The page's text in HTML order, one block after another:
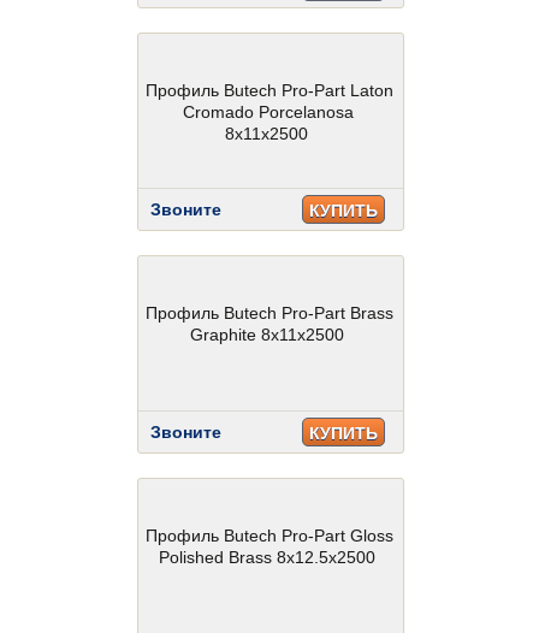
Профиль Butech Pro-Part Laton
Cromado Porcelanosa
8x11x2500
Звоните КУПИТЬ
Профиль Butech Pro-Part Brass
Graphite 8x11x2500
Звоните КУПИТЬ
Профиль Butech Pro-Part Gloss
Polished Brass 8x12.5x2500